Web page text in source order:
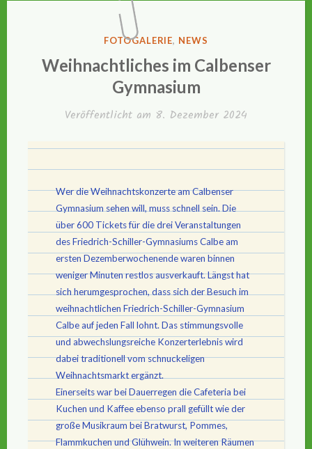
VERÖFFENTLICHT
IN
FOTOGALERIE, NEWS
Weihnachtliches im Calbenser
Gymnasium
Veröffentlicht am 8. Dezember 2024
Wer die Weihnachtskonzerte am Calbenser
Gymnasium sehen will, muss schnell sein. Die
über 600 Tickets für die drei Veranstaltungen
des Friedrich-Schiller-Gymnasiums Calbe am
ersten Dezemberwochenende waren binnen
weniger Minuten restlos ausverkauft. Längst hat
sich herumgesprochen, dass sich der Besuch im
weihnachtlichen Friedrich-Schiller-Gymnasium
Calbe auf jeden Fall lohnt. Das stimmungsvolle
und abwechslungsreiche Konzerterlebnis wird
dabei traditionell vom schnuckeligen
Weihnachtsmarkt ergänzt.
Einerseits war bei Dauerregen die Cafeteria bei
Kuchen und Kaffee ebenso prall gefüllt wie der
große Musikraum bei Bratwurst, Pommes,
Flammkuchen und Glühwein. In weiteren Räumen